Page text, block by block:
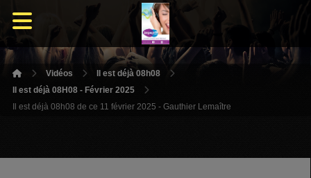
Vidéos
Il est déjà 08h08
Il est déjà 08H08 - Février 2025
Il est déjà 08h08 de ce 11 février 2025 - Gauthier Lemaître